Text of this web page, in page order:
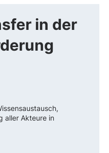
in der
aller Akteure in